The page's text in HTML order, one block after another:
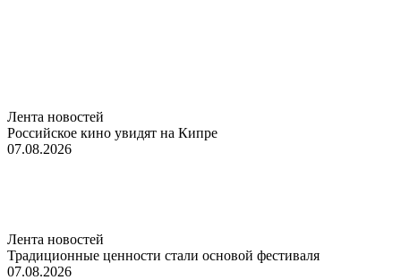
Лента новостей
Российское кино увидят на Кипре
07.08.2026
Лента новостей
Традиционные ценности стали основой фестиваля
07.08.2026